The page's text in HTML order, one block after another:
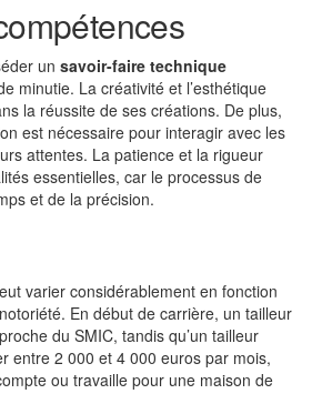
un savoir-faire technique
minutie. La créativité et l’esthétique
la réussite de ses créations. De plus,
est nécessaire pour interagir avec les
attentes. La patience et la rigueur
essentielles, car le processus de
et de la précision.
varier considérablement en fonction
En début de carrière, un tailleur
du SMIC, tandis qu’un tailleur
entre 2 000 et 4 000 euros par mois,
ou travaille pour une maison de